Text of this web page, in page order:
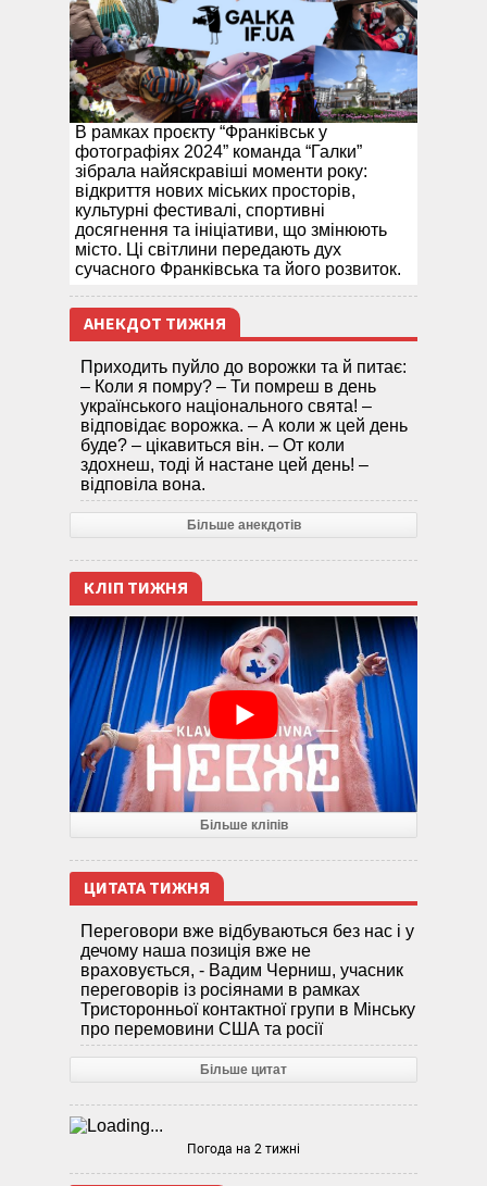
В рамках проєкту “Франківськ у
фотографіях 2024” команда “Галки”
зібрала найяскравіші моменти року:
відкриття нових міських просторів,
культурні фестивалі, спортивні
досягнення та ініціативи, що змінюють
місто. Ці світлини передають дух
сучасного Франківська та його розвиток.
АНЕКДОТ ТИЖНЯ
Приходить пуйло до ворожки та й питає:
– Коли я помру? – Ти помреш в день
українського національного свята! –
відповідає ворожка. – А коли ж цей день
буде? – цікавиться він. – От коли
здохнеш, тоді й настане цей день! –
відповіла вона.
Більше анекдотів
КЛІП ТИЖНЯ
Більше кліпів
ЦИТАТА ТИЖНЯ
Переговори вже відбуваються без нас і у
дечому наша позиція вже не
враховується, - Вадим Черниш, учасник
переговорів із росіянами в рамках
Тристоронньої контактної групи в Мінську
про перемовини США та росії
Більше цитат
Погода на 2 тижні